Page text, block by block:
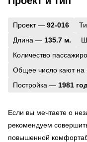
Проект — 92-016
Длина — 135.7 м.
Количество
Общее число кают на
Постройка — 1981
Если вы мечтаете о
рекомендуем
повышенной